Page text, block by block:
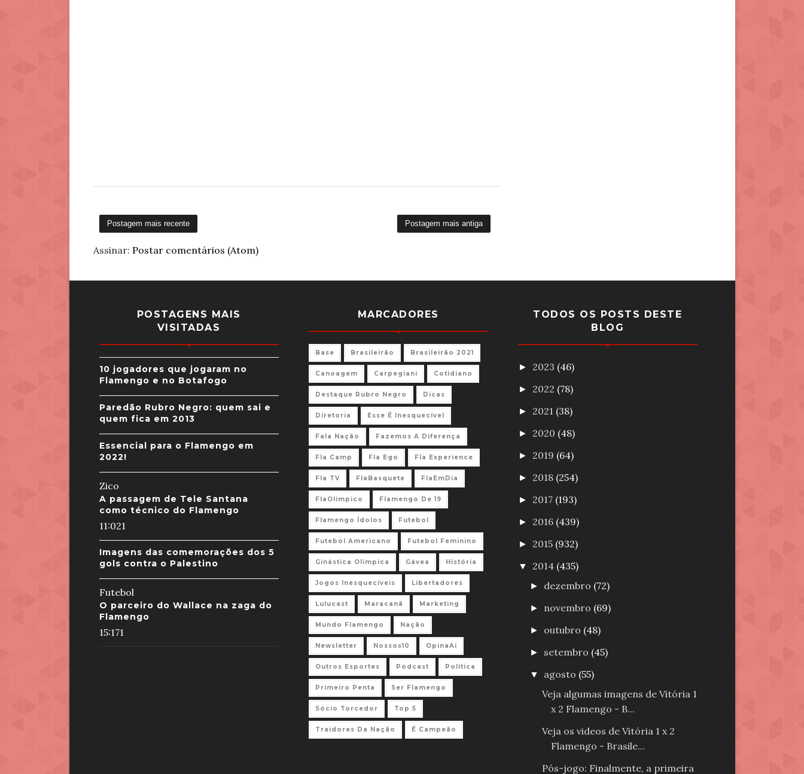
Postagem mais recente Postagem mais antiga
Assinar: Postar comentários (Atom)
POSTAGENS MAIS
VISITADAS
10 jogadores que jogaram no
Flamengo e no Botafogo
Paredão Rubro Negro: quem sai e
quem fica em 2013
Essencial para o Flamengo em
2022!
Zico
A passagem de Tele Santana
como técnico do Flamengo
11:021
Imagens das comemorações dos 5
gols contra o Palestino
Futebol
O parceiro do Wallace na zaga do
Flamengo
15:171
MARCADORES
Base Brasileirão Brasileirão 2021
Canoagem Carpegiani Cotidiano
Destaque Rubro Negro Dicas
Diretoria Esse É Inesquecível
Fala Nação Fazemos A Diferença
Fla Camp Fla Ego Fla Experience
Fla TV FlaBasquete FlaEmDia
FlaOlímpico Flamengo De 19
Flamengo Ídolos Futebol
Futebol Americano Futebol Feminino
Ginástica Olimpica Gávea História
Jogos Inesquecíveis Libertadores
Lulucast Maracanã Marketing
Mundo Flamengo Nação
Newsletter Nossos10 OpinaAi
Outros Esportes Podcast Política
Primeiro Penta Ser Flamengo
Sócio Torcedor Top 5
Traidores Da Nação É Campeão
TODOS OS POSTS DESTE
BLOG
► 2023 (46)
► 2022 (78)
► 2021 (38)
► 2020 (48)
► 2019 (64)
► 2018 (254)
► 2017 (193)
► 2016 (439)
► 2015 (932)
▼ 2014 (435)
► dezembro (72)
► novembro (69)
► outubro (48)
► setembro (45)
▼ agosto (55)
Veja algumas imagens de Vitória 1
x 2 Flamengo - B...
Veja os videos de Vitória 1 x 2
Flamengo - Brasile...
Pós-jogo: Finalmente, a primeira